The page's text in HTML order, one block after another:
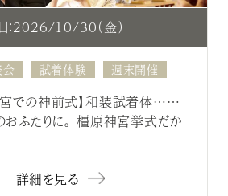
：2026/10/30（金）
試着体験 週末開催
宮での神前式】和装試着体……
ふたりに。 橿原神宮挙式だか
詳細を見る